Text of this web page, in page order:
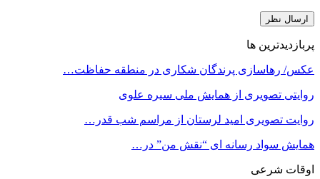
پربازدیدترین ها
عکس/ رهاسازی پرندگان شکاری در منطقه حفاظت…
روایتی تصویری از همایش ملی سیره علوی
روایت تصویری امید لرستان از مراسم شب قدر…
همایش سواد رسانه ای “نقش من” در…
اوقات شرعی